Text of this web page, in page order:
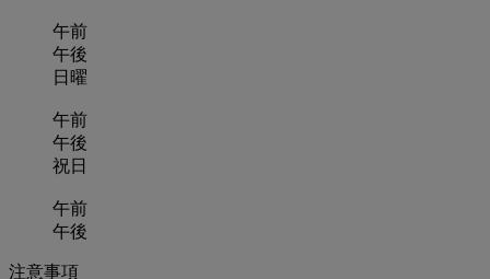
午前
午後
日曜
午前
午後
祝日
午前
午後
注意事項